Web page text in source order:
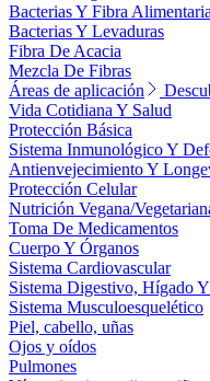
Bacterias Y Fibra
Bacterias Y Levaduras
Fibra De Acacia
Mezcla De Fibras
Áreas de aplicación
Vida Cotidiana Y Salud
Protección Básica
Sistema Inmunológico Y
Antienvejecimiento Y
Protección Celular
Nutrición Vegana/
Toma De Medicamentos
Cuerpo Y Órganos
Sistema Cardiovascular
Sistema Digestivo, Hígado
Sistema Musculoesquelético
Piel, cabello, uñas
Ojos y oídos
Pulmones